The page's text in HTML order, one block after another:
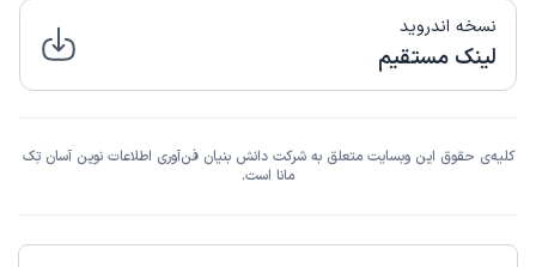
نسخه اندروید
لینک مستقیم
کلیه‌ی حقوق این وبسایت متعلق به شرکت دانش بنیان فن‌آوری اطلاعات نوین آسان تِک
مانا است.